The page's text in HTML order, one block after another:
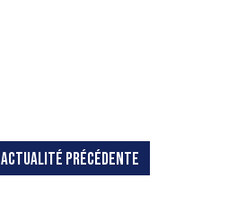
ACTUALITÉ PRÉCÉDENTE